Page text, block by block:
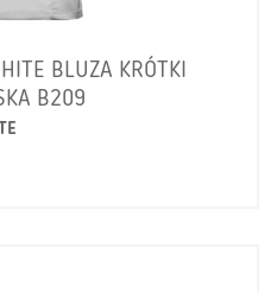
BLUZA KRÓTKI
B209